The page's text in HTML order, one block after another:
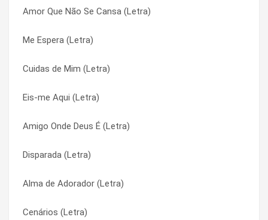
Amor Que Não Se Cansa (Letra)
Me Espera (Letra)
Cuidas de Mim (Letra)
Eis-me Aqui (Letra)
Amigo Onde Deus É (Letra)
Disparada (Letra)
Alma de Adorador (Letra)
Cenários (Letra)
Ao Meu Amigo (Letra)
Ao Coração (Letra)
Anjos de Resgate (Letra)
Amor Que Não Se Cansa (Letra)
Amigo Onde Deus É (Letra)
Amar Como Jesus Amou (Letra)
Alma de Adorador (Letra)
Acorda (Letra)
Luz Divina (Letra)
Luz Divina (Letra)
Mágoa de Boiadeiro (Letra)
Mágoa de Boiadeiro (Letra)
Mais Perto (Letra)
Mais Perto (Letra)
Marcas Do Eterno (Letra)
Marcas Do Eterno (Letra)